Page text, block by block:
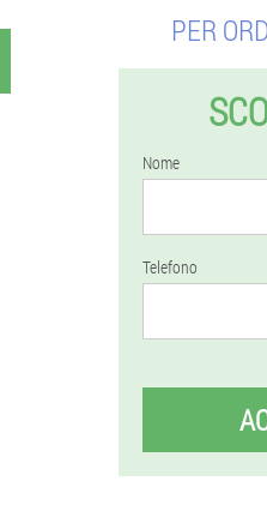
PER
Nome
Telefono